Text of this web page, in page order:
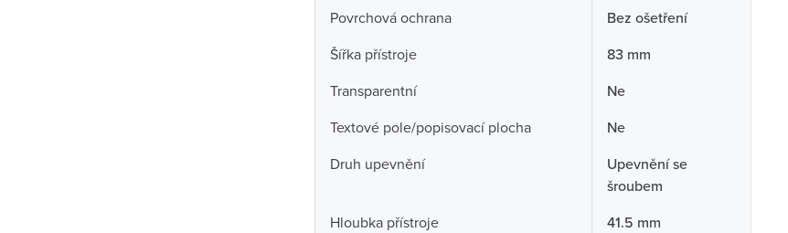
Povrchová ochrana
Bez ošetření
Šířka přístroje
83 mm
Transparentní
Ne
Textové pole/popisovací plocha
Ne
Druh upevnění
Upevnění se
šroubem
Hloubka přístroje
41.5 mm